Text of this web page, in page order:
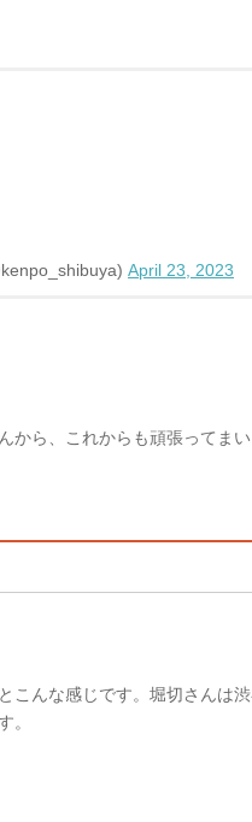
April 23, 2023
から、これからも頑張ってまい
こんな感じです。堀切さんは
。